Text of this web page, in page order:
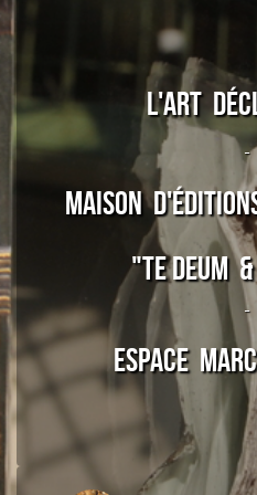
L'ART
-
MAISON
"TE DEUM
-
ESPACE